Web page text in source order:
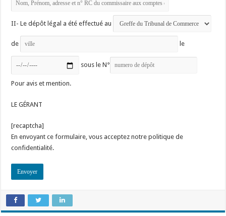
II- Le dépôt légal a été effectué au
de le
sous le N°
Pour avis et mention.
LE GÉRANT
[recaptcha]
En envoyant ce formulaire, vous acceptez notre politique de
confidentialité.